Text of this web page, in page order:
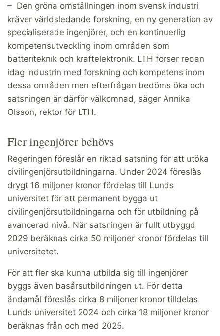
– Den gröna omställningen inom svensk industri
kräver världsledande forskning, en ny generation av
specialiserade ingenjörer, och en kontinuerlig
kompetensutveckling inom områden som
batteriteknik och kraftelektronik. LTH förser redan
idag industrin med forskning och kompetens inom
dessa områden men efterfrågan bedöms öka och
satsningen är därför välkomnad, säger Annika
Olsson, rektor för LTH.
Fler ingenjörer behövs
Regeringen föreslår en riktad satsning för att utöka
civilingenjörsutbildningarna. Under 2024 föreslås
drygt 16 miljoner kronor fördelas till Lunds
universitet för att permanent bygga ut
civilingenjörsutbildningarna och för utbildning på
avancerad nivå. När satsningen är fullt utbyggd
2029 beräknas cirka 50 miljoner kronor fördelas till
universitetet.
För att fler ska kunna utbilda sig till ingenjörer
byggs även basårsutbildningen ut. För detta
ändamål föreslås cirka 8 miljoner kronor tilldelas
Lunds universitet 2024 och cirka 18 miljoner kronor
beräknas från och med 2025.